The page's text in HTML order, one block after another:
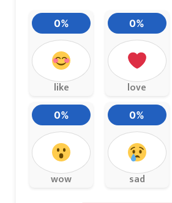
0%
like
0%
love
0%
wow
0%
sad